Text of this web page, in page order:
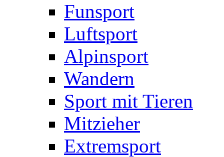
Funsport
Luftsport
Alpinsport
Wandern
Sport mit Tieren
Mitzieher
Extremsport